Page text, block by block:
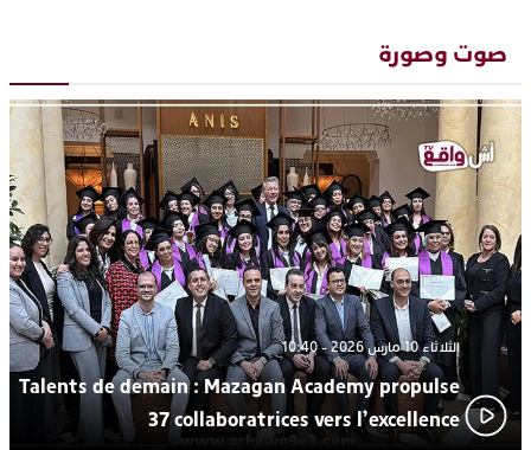
“كوفرة فالغيس”
19:11يقظة أمنية تنهي كابوس الفتاة القاصر: كواليس مثيرة لعملية تحرير
17:27 اتحاد المقاولات الإعلامية يقود قاطرة التكوين بالجديدة ويستضيف
الإعلامي سعيد بلفقير في دورة استثنائية
23:18ترسيخا لثقافة ترشيد الموارد المائية.. اختتام فعاليات النسخة الثانية
من “القرية الذكية للماء” بمركز الاصطياف ببوزنيقة
صوت وصورة
الثلاثاء 10 مارس 2026 - 10:40
Talents de demain : Mazagan Academy propulse
37 collaboratrices vers l’excellence